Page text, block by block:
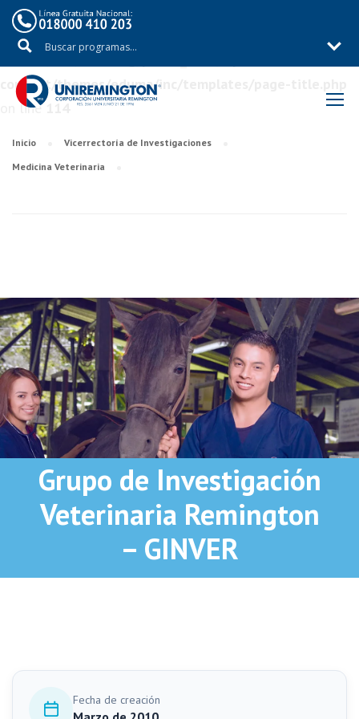
Warning
: Trying to access array offset on value of type
content/themes/eduma/inc/templates/page-title.php
on line
Inicio
Vicerrectoría de Investigaciones
Medicina Veterinaria
Grupo de Investigación
Veterinaria Remington
– GINVER
Fecha de creación